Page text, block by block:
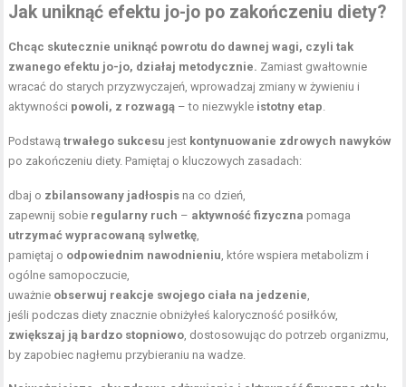
Jak uniknąć efektu jo-jo po zakończeniu diety?
Chcąc skutecznie uniknąć powrotu do dawnej wagi, czyli tak
zwanego efektu jo-jo, działaj metodycznie. Zamiast gwałtownie
wracać do starych przyzwyczajeń, wprowadzaj zmiany w żywieniu i
aktywności powoli, z rozwagą – to niezwykle istotny etap
Podstawątrwałego sukcesu jest kontynuowanie zdrowych nawyków
po zakończeniu diety. Pamiętaj o kluczowych zasadach:
dbaj o zbilansowany jadłospis na co dzień,
zapewnij sobie regularny ruch – aktywność fizyczna pomaga
utrzymać wypracowaną sylwetkę
pamiętaj o odpowiednim nawodnieniu , które wspiera metabolizm i
ogólne samopoczucie,
uważnie obserwuj reakcje swojego ciała na jedzenie
jeśli podczas diety znacznie obniżyłeś kaloryczność posiłków,
zwiększaj ją bardzo stopniowo , dostosowując do potrzeb organizmu,
by zapobiec nagłemu przybieraniu na wadze.